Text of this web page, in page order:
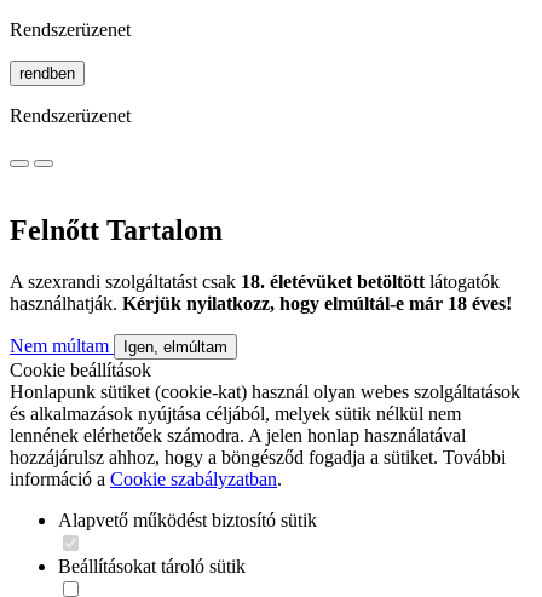
Rendszerüzenet
rendben
Rendszerüzenet
Felnőtt Tartalom
A szexrandi szolgáltatást csak 18. életévüket betöltött látogatók
használhatják. Kérjük nyilatkozz, hogy elmúltál-e már 18 éves!
Nem múltam Igen, elmúltam
Cookie beállítások
Honlapunk sütiket (cookie-kat) használ olyan webes szolgáltatások
és alkalmazások nyújtása céljából, melyek sütik nélkül nem
lennének elérhetőek számodra. A jelen honlap használatával
hozzájárulsz ahhoz, hogy a böngésződ fogadja a sütiket. További
információ a Cookie szabályzatban.
Alapvető működést biztosító sütik
Beállításokat tároló sütik